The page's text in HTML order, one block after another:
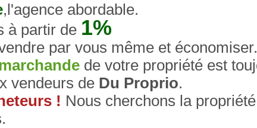
,l'agence abordable.
à partir de 1%
par vous même et économiser.
de votre propriété est
vendeurs de Du Proprio.
! Nous cherchons la